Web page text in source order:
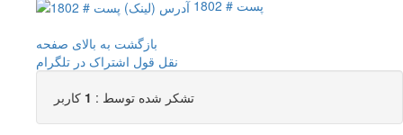
پست # 1802
بازگشت به بالای صفحه
نقل قول اشتراک در تلگرام
تشکر شده توسط : 1 کاربر